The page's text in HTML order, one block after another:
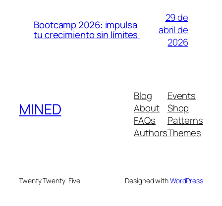
Bootcamp 2026: impulsa
tu crecimiento sin límites
29 de
abril de
2026
MINED
Blog
About
FAQs
Authors
Events
Shop
Patterns
Themes
Twenty Twenty-Five Designed withWordPress